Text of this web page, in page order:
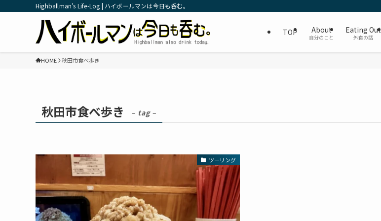
Highballman's Life-Log | ハイボールマンは今日も呑む。
TOP About
自分のこと
Eating Out
外食の話
HOME 秋田市食べ歩き
秋田市食べ歩き – tag –
ツーリング